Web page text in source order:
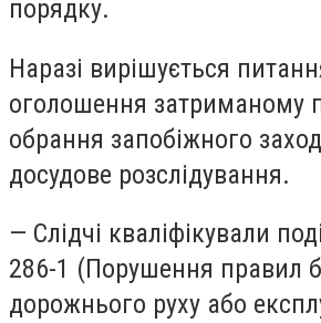
порядку.
Наразі вирішується
оголошення затриманому
обрання запобіжного
досудове розслідування.
— Слідчі кваліфікували
286-1 (Порушення правил
дорожнього руху або